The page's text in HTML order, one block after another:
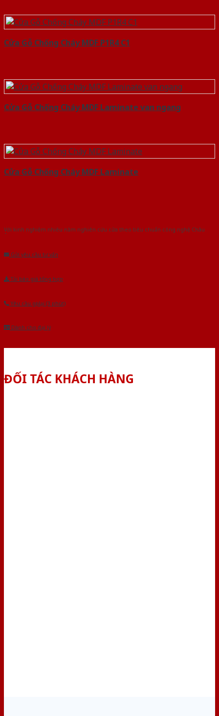
Cửa Gỗ Chống Cháy MDF P1R4 C1
Cửa Gỗ Chống Cháy MDF Laminate van ngang
Cửa Gỗ Chống Cháy MDF Laminate
Với kinh nghiệm nhiêu năm nghiên cứu cửa theo tiêu chuẩn công nghệ Châu
Gửi yêu cầu tư vấn
Tải báo giá tổng hợp
Yêu cầu gọi lại (3 phút)
Dành cho đại lý
ĐỐI TÁC KHÁCH HÀNG